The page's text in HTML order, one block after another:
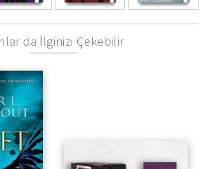
da İlginizi Çekebilir